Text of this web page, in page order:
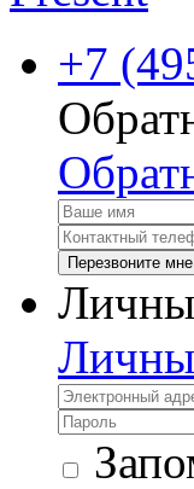
+7
Перезвоните мне